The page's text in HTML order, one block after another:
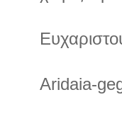
Aridaia-